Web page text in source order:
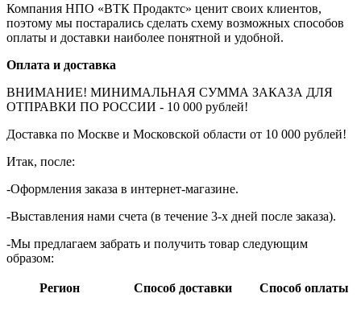
Компания НПО «ВТК Продактс» ценит своих клиентов,
поэтому мы постарались сделать схему возможных способов
оплаты и доставки наиболее понятной и удобной.
Оплата и доставка
ВНИМАНИЕ! МИНИМАЛЬНАЯ СУММА ЗАКАЗА ДЛЯ
ОТПРАВКИ ПО РОССИИ - 10 000 рублей!
Доставка по Москве и Московской области от 10 000 рублей!
Итак, после:
-Оформления заказа в интернет-магазине.
-Выставления нами счета (в течение 3-х дней после заказа).
-Мы предлагаем забрать и получить товар следующим
образом:
Регион Способ доставки Способ оплаты